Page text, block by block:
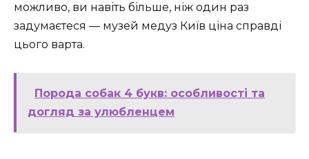
можливо, ви навіть більше, ніж один раз
задумаєтеся — музей медуз Київ ціна справді
цього варта.
Порода собак 4 букв: особливості та
догляд за улюбленцем